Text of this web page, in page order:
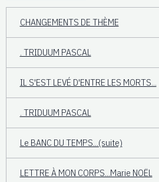
CHANGEMENTS DE THÈME
. TRIDUUM PASCAL
IL S'EST LEVÉ D'ENTRE LES MORTS...
. TRIDUUM PASCAL
Le BANC DU TEMPS...(suite)
LETTRE À MON CORPS...Marie NOËL